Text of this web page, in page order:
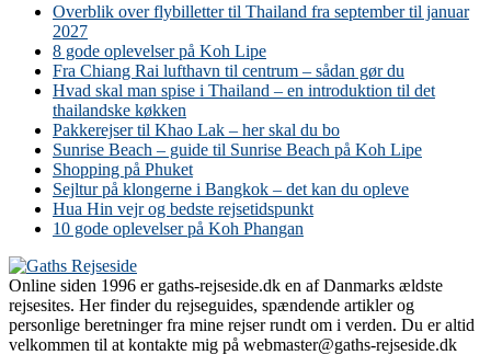
Overblik over flybilletter til Thailand fra september til januar
2027
8 gode oplevelser på Koh Lipe
Fra Chiang Rai lufthavn til centrum – sådan gør du
Hvad skal man spise i Thailand – en introduktion til det
thailandske køkken
Pakkerejser til Khao Lak – her skal du bo
Sunrise Beach – guide til Sunrise Beach på Koh Lipe
Shopping på Phuket
Sejltur på klongerne i Bangkok – det kan du opleve
Hua Hin vejr og bedste rejsetidspunkt
10 gode oplevelser på Koh Phangan
Online siden 1996 er gaths-rejseside.dk en af Danmarks ældste
rejsesites. Her finder du rejseguides, spændende artikler og
personlige beretninger fra mine rejser rundt om i verden. Du er altid
velkommen til at kontakte mig på webmaster@gaths-rejseside.dk